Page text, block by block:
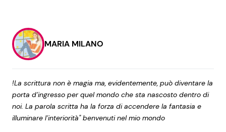
MARIA MILANO
!La scrittura non è magia ma, evidentemente, può diventare la
porta d’ingresso per quel mondo che sta nascosto dentro di
noi. La parola scritta ha la forza di accendere la fantasia e
illuminare l’interiorità" benvenuti nel mio mondo